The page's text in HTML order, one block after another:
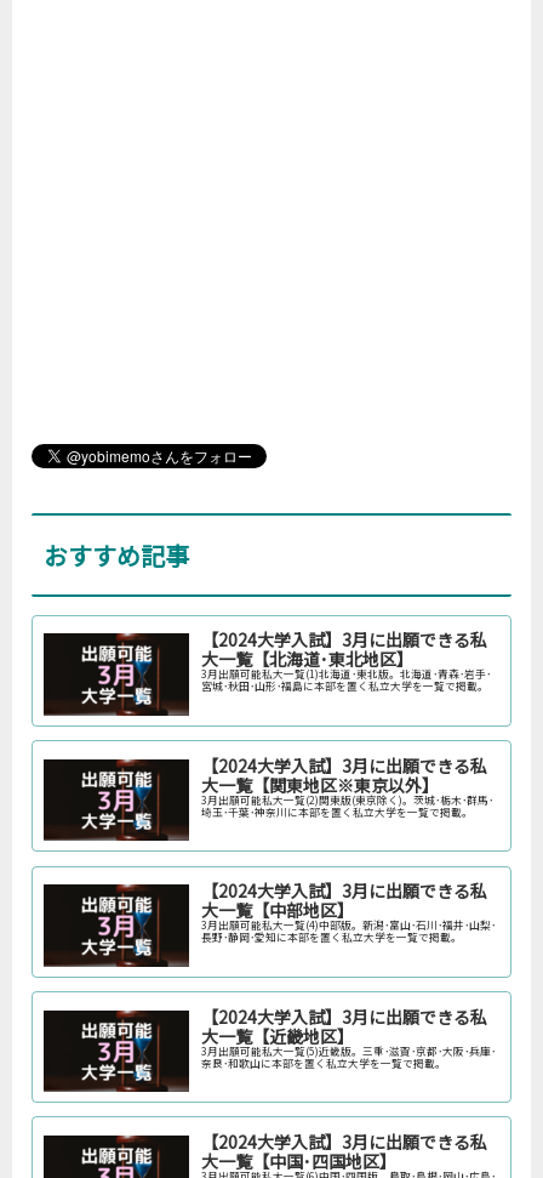
おすすめ記事
【2024大学入試】3月に出願できる私
大一覧【北海道･東北地区】
3月出願可能私大一覧(1)北海道･東北版。北海道･青森･岩手･
宮城･秋田･山形･福島に本部を置く私立大学を一覧で掲載。
【2024大学入試】3月に出願できる私
大一覧【関東地区※東京以外】
3月出願可能私大一覧(2)関東版(東京除く)。茨城･栃木･群馬･
埼玉･千葉･神奈川に本部を置く私立大学を一覧で掲載。
【2024大学入試】3月に出願できる私
大一覧【中部地区】
3月出願可能私大一覧(4)中部版。新潟･富山･石川･福井･山梨･
長野･静岡･愛知に本部を置く私立大学を一覧で掲載。
【2024大学入試】3月に出願できる私
大一覧【近畿地区】
3月出願可能私大一覧(5)近畿版。三重･滋賀･京都･大阪･兵庫･
奈良･和歌山に本部を置く私立大学を一覧で掲載。
【2024大学入試】3月に出願できる私
大一覧【中国･四国地区】